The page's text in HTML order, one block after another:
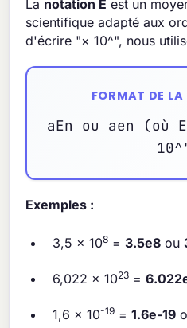
La notation E est un
scientifique adapté aux
d'écrire "× 10^", nous
FORMAT DE
aEn ou aen
Exemples :
3,5 × 108 =3.5e8 ou
6,022 × 1023 =
1,6 × 10-19 =1.6e-19